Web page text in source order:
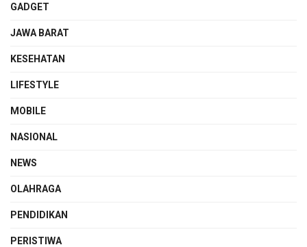
GADGET
JAWA BARAT
KESEHATAN
LIFESTYLE
MOBILE
NASIONAL
NEWS
OLAHRAGA
PENDIDIKAN
PERISTIWA